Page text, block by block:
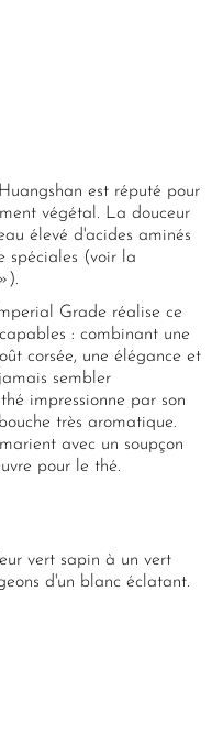
est réputé pour
végétal. La douceur
élevé d'acides aminés
spéciales (voir la
Grade réalise ce
: combinant une
corsée, une élégance et
sembler
impressionne par son
très aromatique.
avec un soupçon
pour le thé.
vert sapin à un vert
d'un blanc éclatant.